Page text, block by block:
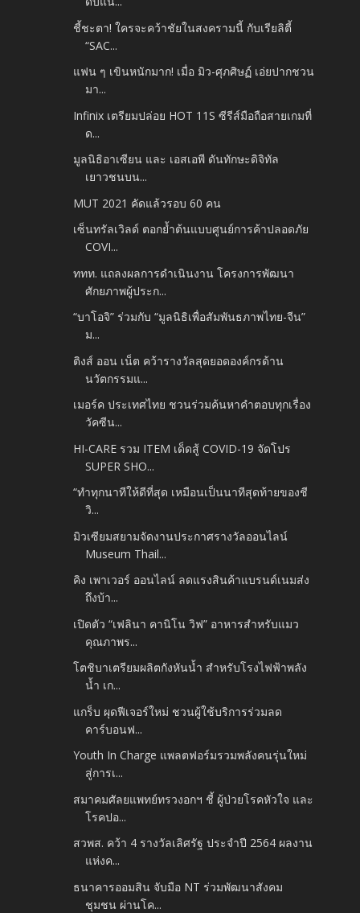
ชี้ชะตา! ใครจะคว้าชัยในสงครามนี้ กับเรียลิตี้
“SAC...
แฟน ๆ เขินหนักมาก! เมื่อ มิว-ศุภศิษฏ์ เอ่ยปากชวน
มา...
Infinix เตรียมปล่อย HOT 11S ซีรีส์มือถือสายเกมที่
ด...
มูลนิธิอาเซียน และ เอสเอพี ดันทักษะดิจิทัล
เยาวชนบน...
MUT 2021 คัดแล้วรอบ 60 คน
เซ็นทรัลเวิลด์ ตอกย้ำต้นแบบศูนย์การค้าปลอดภัย
COVI...
ททท. แถลงผลการดำเนินงาน โครงการพัฒนา
ศักยภาพผู้ประก...
“บาโอจิ” ร่วมกับ “มูลนิธิเพื่อสัมพันธภาพไทย-จีน”
ม...
ติงส์ ออน เน็ต คว้ารางวัลสุดยอดองค์กรด้าน
นวัตกรรมแ...
เมอร์ค ประเทศไทย ชวนร่วมค้นหาคำตอบทุกเรื่อง
วัคซีน...
HI-CARE รวม ITEM เด็ดสู้ COVID-19 จัดโปร
SUPER SHO...
“ทำทุกนาทีให้ดีที่สุด เหมือนเป็นนาทีสุดท้ายของชี
วิ...
มิวเซียมสยามจัดงานประกาศรางวัลออนไลน์
Museum Thail...
คิง เพาเวอร์ ออนไลน์ ลดแรงสินค้าแบรนด์เนมส่ง
ถึงบ้า...
เปิดตัว “เฟลินา คานิโน วิฟ” อาหารสำหรับแมว
คุณภาพร...
โตชิบาเตรียมผลิตกังหันน้ำ สำหรับโรงไฟฟ้าพลัง
น้ำ เก...
แกร็บ ผุดฟีเจอร์ใหม่ ชวนผู้ใช้บริการร่วมลด
คาร์บอนฟ...
Youth In Charge แพลตฟอร์มรวมพลังคนรุ่นใหม่
สู่การเ...
สมาคมศัลยแพทย์ทรวงอกฯ ชี้ ผู้ป่วยโรคหัวใจ และ
โรคปอ...
สวพส. คว้า 4 รางวัลเลิศรัฐ ประจำปี 2564 ผลงาน
แห่งค...
ธนาคารออมสิน จับมือ NT ร่วมพัฒนาสังคม
ชุมชน ผ่านโค...